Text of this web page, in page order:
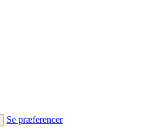
Se præferencer